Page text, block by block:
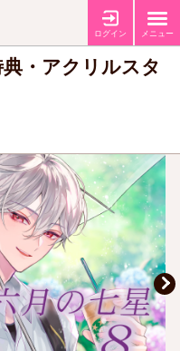
ログイン メニュー
ルスタンド】
【コミコミ特典4P
・アクリルスタ